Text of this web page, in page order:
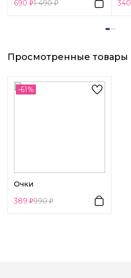
690
1 490
340
Просмотренные товары
-61%
Очки
389
990